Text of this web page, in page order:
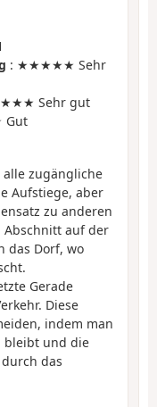
: ★★★★★ Sehr
Sehr gut
alle zugängliche
Aufstiege, aber
zu anderen
Abschnitt auf der
das Dorf, wo
Gerade
Diese
indem man
bleibt und die
das